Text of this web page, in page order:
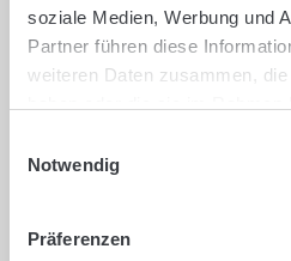
soziale Medien, Werbung und
Partner führen diese
weiteren Daten zusammen,
Notwendig
Präferenzen
Gute
Sehr gutes "dry-down"
Sehr gute